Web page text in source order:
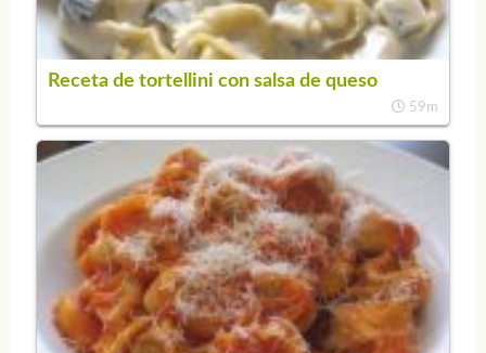
Receta de tortellini con salsa de queso
59m